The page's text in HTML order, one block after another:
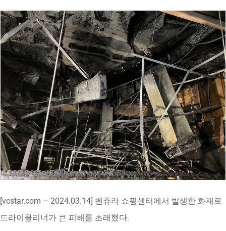
[vcstar.com – 2024.03.14] 벤츄라 쇼핑센터에서 발생한 화재로
드라이클리너가 큰 피해를 초래했다.
화재는 7826 Telegraph Road, Ventura, CA에 자리한 Clearwoods
Dry Cleaning에서 지난 3월 12일 오후 5:18에 보고됐다고 벤츄라